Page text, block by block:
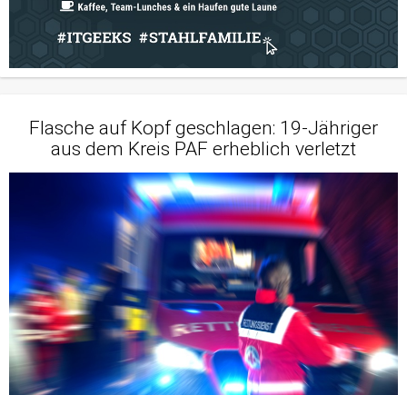
Flasche auf Kopf geschlagen: 19-Jähriger
aus dem Kreis PAF erheblich verletzt